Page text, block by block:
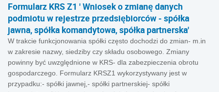
Formularz KRS Z1 ' Wniosek o zmianę danych
podmiotu w rejestrze przedsiębiorców - spółka
jawna, spółka komandytowa, spółka partnerska'
W trakcie funkcjonowania spółki często dochodzi do zmian- m.in
w zakresie nazwy, siedziby czy składu osobowego. Zmiany
powinny być uwzględnione w KRS- dla zabezpieczenia obrotu
gospodarczego. Formularz KRSZ1 wykorzystywany jest w
przypadku:- spółki jawnej,- spółki partnerskiej- spółki